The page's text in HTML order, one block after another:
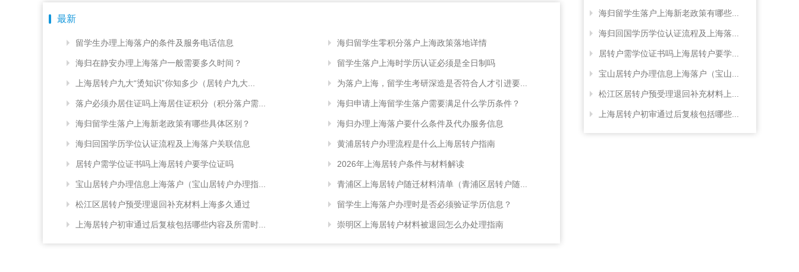
最新
留学生办理上海落户的条件及服务电话信息
海归在静安办理上海落户一般需要多久时间？
上海居转户九大“烫知识”你知多少（居转户九大...
落户必须办居住证吗上海居住证积分（积分落户需...
海归留学生落户上海新老政策有哪些具体区别？
海归回国学历学位认证流程及上海落户关联信息
居转户需学位证书吗上海居转户要学位证吗
宝山居转户办理信息上海落户（宝山居转户办理指...
松江区居转户预受理退回补充材料上海多久通过
上海居转户初审通过后复核包括哪些内容及所需时...
海归留学生零积分落户上海政策落地详情
留学生落户上海时学历认证必须是全日制吗
为落户上海，留学生考研深造是否符合人才引进要...
海归申请上海留学生落户需要满足什么学历条件？
海归办理上海落户要什么条件及代办服务信息
黄浦居转户办理流程是什么上海居转户指南
2026年上海居转户条件与材料解读
青浦区上海居转户随迁材料清单（青浦区居转户随...
留学生上海落户办理时是否必须验证学历信息？
崇明区上海居转户材料被退回怎么办处理指南
海归留学生落户上海新老政策有哪些...
海归回国学历学位认证流程及上海落...
居转户需学位证书吗上海居转户要学...
宝山居转户办理信息上海落户（宝山...
松江区居转户预受理退回补充材料上...
上海居转户初审通过后复核包括哪些...